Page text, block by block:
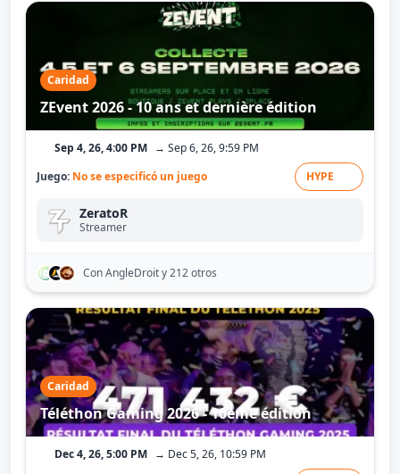
Caridad
ZEvent 2026 - 10 ans et dernière édition
Sep 4, 26, 4:00 PM → Sep 6, 26, 9:59 PM
Juego: No se especificó un juego HYPE
ZeratoR
Streamer
Con AngleDroity 212 otros
Caridad
Téléthon Gaming 2026 - 10ème édition
Dec 4, 26, 5:00 PM → Dec 5, 26, 10:59 PM